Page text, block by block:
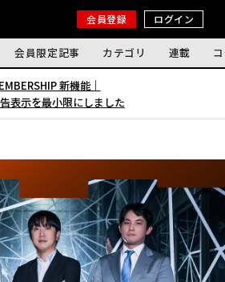
会員登録 ログイン
会員限定記事 カテゴリ 連載
新機能｜
表示を最小限にしました